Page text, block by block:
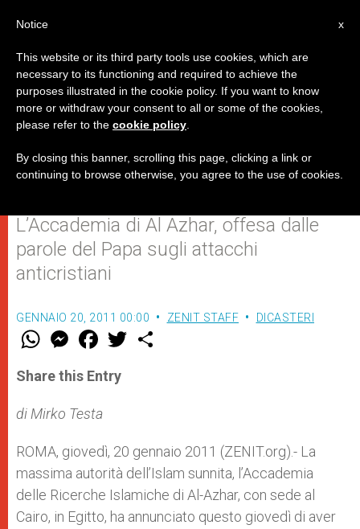
Massima autorità sunnita in
Egitto congela il dialogo con il
Vaticano
L’Accademia di Al Azhar, offesa dalle
parole del Papa sugli attacchi
anticristiani
GENNAIO 20, 2011 00:00 ZENIT STAFF DICASTERI
W
t
s
p
p
M
e
s
e
g
e
F
a
e
b
o
k
w
Share this Entry
di Mirko Testa
ROMA, giovedì, 20 gennaio 2011 (ZENIT.org).- La
massima autorità dell’Islam sunnita, l’Accademia
delle Ricerche Islamiche di Al-Azhar, con sede al
Cairo, in Egitto, ha annunciato questo giovedì di aver
x
Notice
This website or its third party tools use cookies, which are
necessary to its functioning and required to achieve the
purposes illustrated in the cookie policy. If you want to know
more or withdraw your consent to all or some of the cookies,
please refer to the cookie policy
By closing this banner, scrolling this page, clicking a link or
continuing to browse otherwise, you agree to the use of cookies.